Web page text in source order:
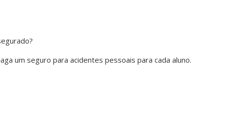
um seguro para acidentes pessoais para cada aluno.